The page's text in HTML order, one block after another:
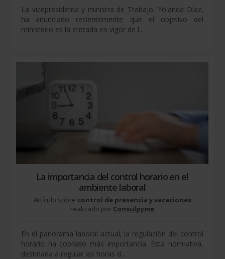
La vicepresidenta y ministra de Trabajo, Yolanda Díaz,
ha anunciado recientemente que el objetivo del
ministerio es la entrada en vigor de l...
La importancia del control horario en el
ambiente laboral
Artículo sobre control de presencia y vacaciones
realizado por Consulpyme
En el panorama laboral actual, la regulación del control
horario ha cobrado más importancia. Esta normativa,
destinada a regular las horas d...